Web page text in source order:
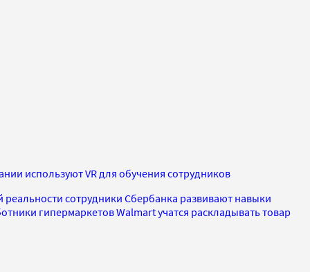
используют VR для обучения сотрудников
сотрудники Сбербанка развивают навыки
гипермаркетов Walmart учатся раскладывать товар